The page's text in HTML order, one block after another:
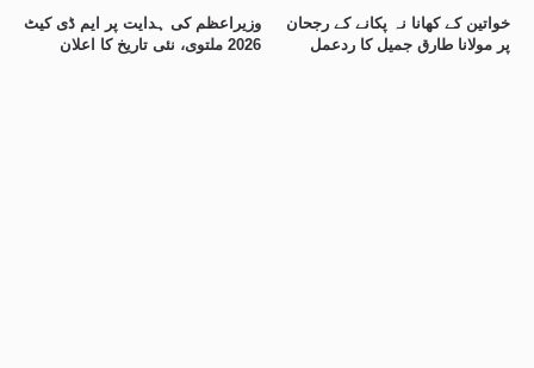
وزیراعظم کی ہدایت پر ایم ڈی کیٹ
2026 ملتوی، نئی تاریخ کا اعلان
خواتین کے کھانا نہ پکانے کے رجحان
پر مولانا طارق جمیل کا ردعمل